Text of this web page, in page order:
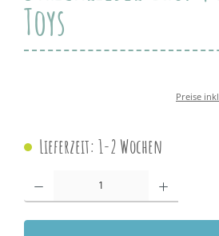
Toys
Preise
Lieferzeit: 1-2 Wochen
Produkt Anzahl: Gib den gewünschten Wert